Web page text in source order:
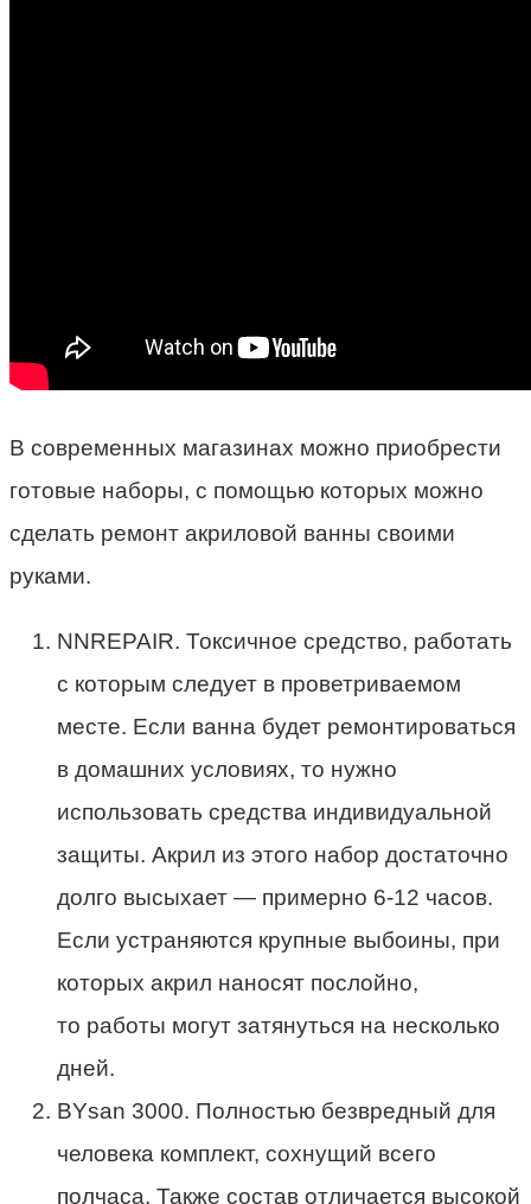
В современных магазинах можно приобрести
готовые наборы, с помощью которых можно
сделать ремонт акриловой ванны своими
руками.
NNREPAIR. Токсичное средство, работать
с которым следует в проветриваемом
месте. Если ванна будет ремонтироваться
в домашних условиях, то нужно
использовать средства индивидуальной
защиты. Акрил из этого набор достаточно
долго высыхает — примерно 6-12 часов.
Если устраняются крупные выбоины, при
которых акрил наносят послойно,
то работы могут затянуться на несколько
дней.
BYsan 3000. Полностью безвредный для
человека комплект, сохнущий всего
полчаса. Также состав отличается высокой